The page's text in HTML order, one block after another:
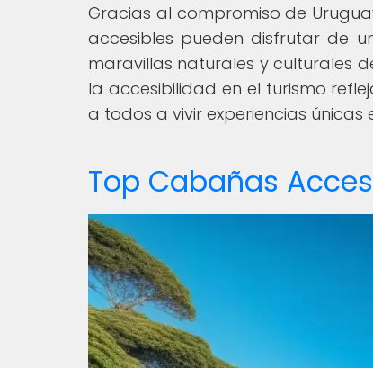
Gracias al compromiso de
accesibles pueden disfrutar de
maravillas naturales y culturales
la accesibilidad en el turismo
a todos a vivir experiencias únicas
Top Cabañas